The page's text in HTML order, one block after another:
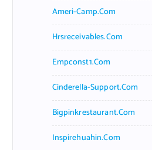
Ameri-Camp.com
Hrsreceivables.com
Empconst1.com
Cinderella-Support.com
Bigpinkrestaurant.com
Inspirehuahin.com